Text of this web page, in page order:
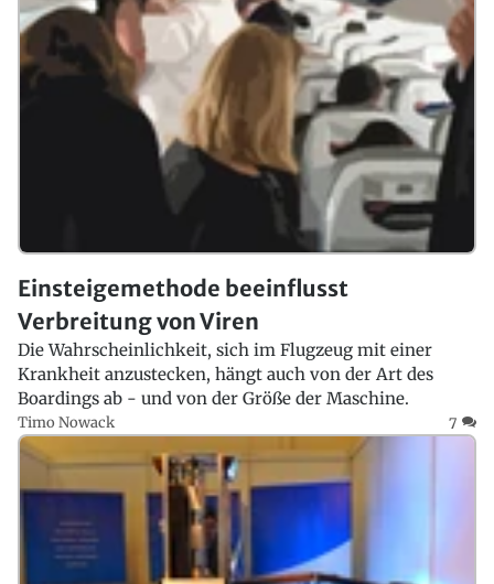
Einsteigemethode beeinflusst
Verbreitung von Viren
Die Wahrscheinlichkeit, sich im Flugzeug mit einer
Krankheit anzustecken, hängt auch von der Art des
Boardings ab - und von der Größe der Maschine.
Timo Nowack 7